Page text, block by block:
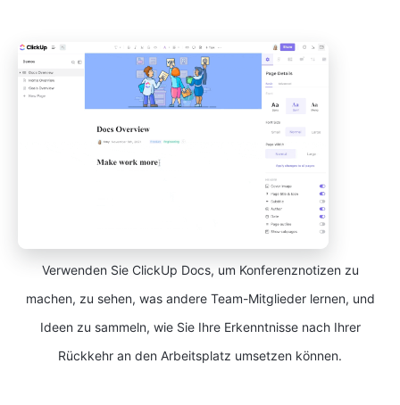
Verwenden Sie ClickUp Docs, um Konferenznotizen zu
machen, zu sehen, was andere Team-Mitglieder lernen, und
Ideen zu sammeln, wie Sie Ihre Erkenntnisse nach Ihrer
Rückkehr an den Arbeitsplatz umsetzen können.